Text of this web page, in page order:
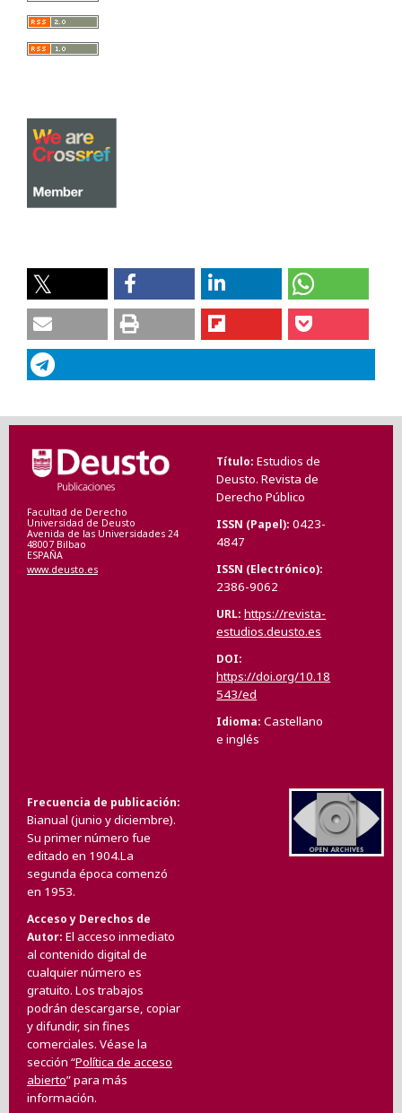
Facultad de Derecho
Universidad de Deusto
Avenida de las Universidades 24
48007 Bilbao
ESPAÑA
www.deusto.es
Título Estudios de
Deusto. Revista de
Derecho Público
ISSN (Papel) 0423-
4847
ISSN (Electrónico)
2386-9062
URL https://revista-
estudios.deusto.es
DOI
https://doi.org/10.18
543/ed
Idioma Castellano
e inglés
Frecuencia de publicación
Bianual (junio y diciembre).
Su primer número fue
editado en 1904.La
segunda época comenzó
en 1953.
Acceso y Derechos de
Autor El acceso inmediato
al contenido digital de
cualquier número es
gratuito. Los trabajos
podrán descargarse, copiar
y difundir, sin fines
comerciales. Véase la
sección “Política de acceso
abierto” para más
información.